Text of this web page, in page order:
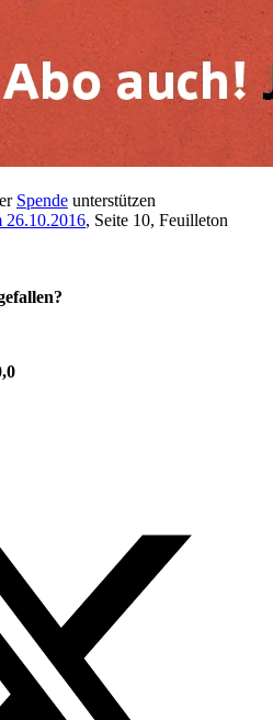
Spende unterstützen
26.10.2016, Seite 10, Feuilleton